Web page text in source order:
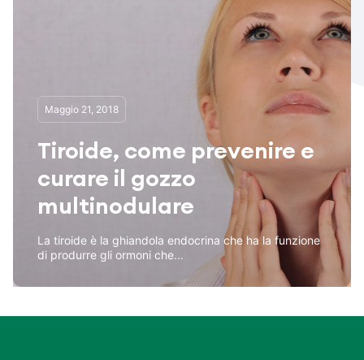
Maggio 21, 2018
Tiroide, come prevenire e
curare il gozzo
multinodulare
La tiroide è la ghiandola endocrina che ha la funzione
di produrre gli ormoni che...